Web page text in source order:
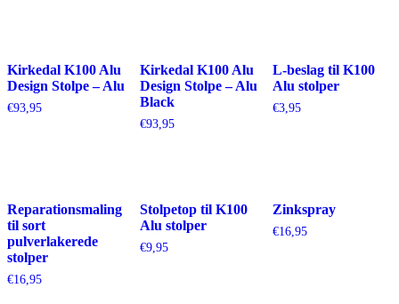
Kirkedal K100 Alu
Design Stolpe – Alu
€93,95
Kirkedal K100 Alu
Design Stolpe – Alu
Black
€93,95
L-beslag til K100
Alu stolper
€3,95
Reparationsmaling
til sort
pulverlakerede
stolper
€16,95
Stolpetop til K100
Alu stolper
€9,95
Zinkspray
€16,95